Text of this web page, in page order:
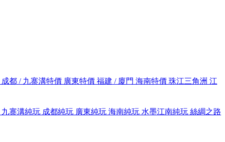
成都 / 九寨溝特價 廣東特價 福建 / 廈門 海南特價 珠江三角洲 江
九寨溝純玩 成都純玩 廣東純玩 海南純玩 水墨江南純玩 絲綢之路